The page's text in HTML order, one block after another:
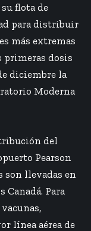
flota de
para distribuir
más extremas
primeras dosis
diciembre la
Moderna
del
Pearson
son llevadas en
Canadá. Para
línea aérea de